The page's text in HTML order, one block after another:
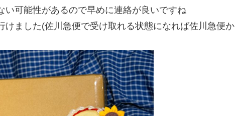
可能性があるので早めに連絡が良いですね
ました(佐川急便で受け取れる状態になれば佐川急便か